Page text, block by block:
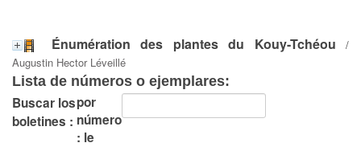
Énumération des plantes du Kouy-Tchéou /
Augustin Hector Léveillé
Lista de números o ejemplares:
Buscar los
boletines :
por
número
: le